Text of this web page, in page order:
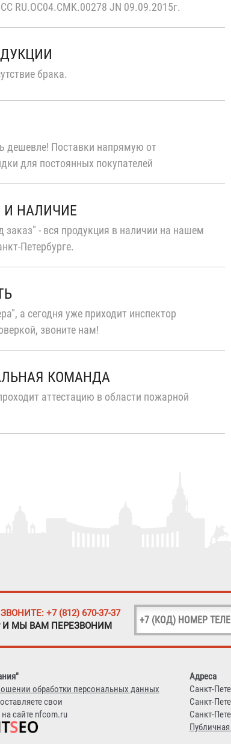
RU.OC04.CMK.00278 JN 09.09.2015г.
брака.
дешевле! Поставки напрямую от
для постоянных покупателей
НАЛИЧИЕ
- вся продукция в наличии на нашем
Петербурге.
а сегодня уже приходит инспектор
звоните нам!
КОМАНДА
аттестацию в области пожарной
ЗВОНИТЕ: +7 (812) 670-37-37
И МЫ ВАМ ПЕРЕЗВОНИМ
обработки персональных данных
свои
сайте nfcom.ru
Адреса
Санкт-
Санкт-
Санкт-